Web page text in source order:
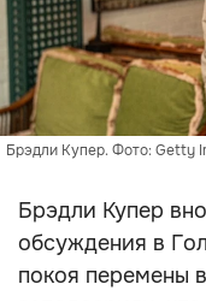
Брэдли Купер. Фото: Getty
Брэдли Купер
обсуждения в
покоя перемены